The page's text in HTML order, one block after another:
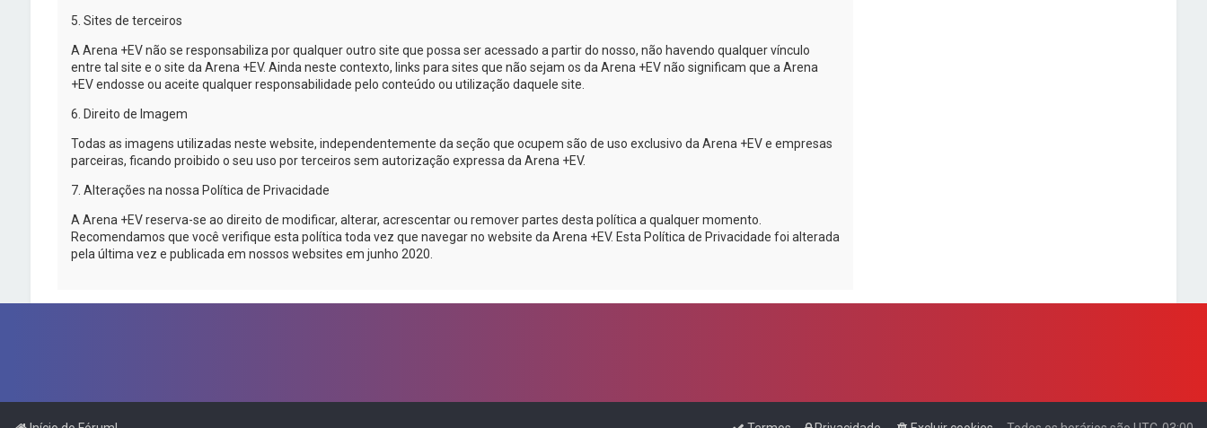
5. Sites de terceiros
A Arena +EVnão se responsabiliza por qualquer outro site que possa ser acessado a partir do nosso, não havendo qualquer vínculo
entre tal site e o site da Arena +EV. Ainda neste contexto, links para sites que não sejam os da Arena +EVnão significam que a Arena
+EVendosse ou aceite qualquer responsabilidade pelo conteúdo ou utilização daquele site.
6. Direito de Imagem
Todas as imagens utilizadas neste website, independentemente da seção que ocupem são de uso exclusivo da Arena +EVe empresas
parceiras, ficando proibido o seu uso por terceiros sem autorização expressa da Arena +EV.
7. Alterações na nossa Política de Privacidade
A Arena +EVreserva-se ao direito de modificar, alterar, acrescentar ou remover partes desta política a qualquer momento.
Recomendamos que você verifique esta política toda vez que navegar no website da Arena +EV. Esta Política de Privacidade foi alterada
pela última vez e publicada em nossos websites em junho 2020.